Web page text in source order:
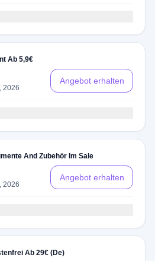
Ab 5,9€
2026
Angebot erhalten
And Zubehör Im Sale
2026
Angebot erhalten
Ab 29€ (De)